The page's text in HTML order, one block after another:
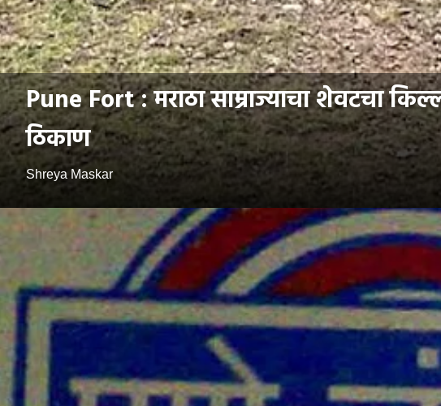
Pune Fort : मराठा साम्राज्याचा शेवटचा
ठिकाण
Shreya Maskar